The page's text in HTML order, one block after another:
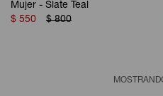
Mujer - Slate Teal
$ 550 $ 800